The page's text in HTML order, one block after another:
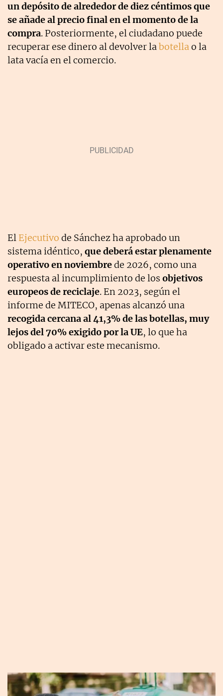
un depósito de alrededor de diez céntimos que
se añade al precio final en el momento de la
compra. Posteriormente, el ciudadano puede
recuperar ese dinero al devolver labotellao la
lata vacía en el comercio.
El Ejecutivo de Sánchez ha aprobado un
sistema idéntico, que deberá estar plenamente
operativo en noviembrede 2026, como una
respuesta al incumplimiento de los objetivos
europeos de reciclaje. En 2023, según el
informe de MITECO, apenas alcanzó una
recogida cercana al 41,3% de las botellas, muy
lejos del 70% exigido por la UE, lo que ha
obligado a activar este mecanismo.